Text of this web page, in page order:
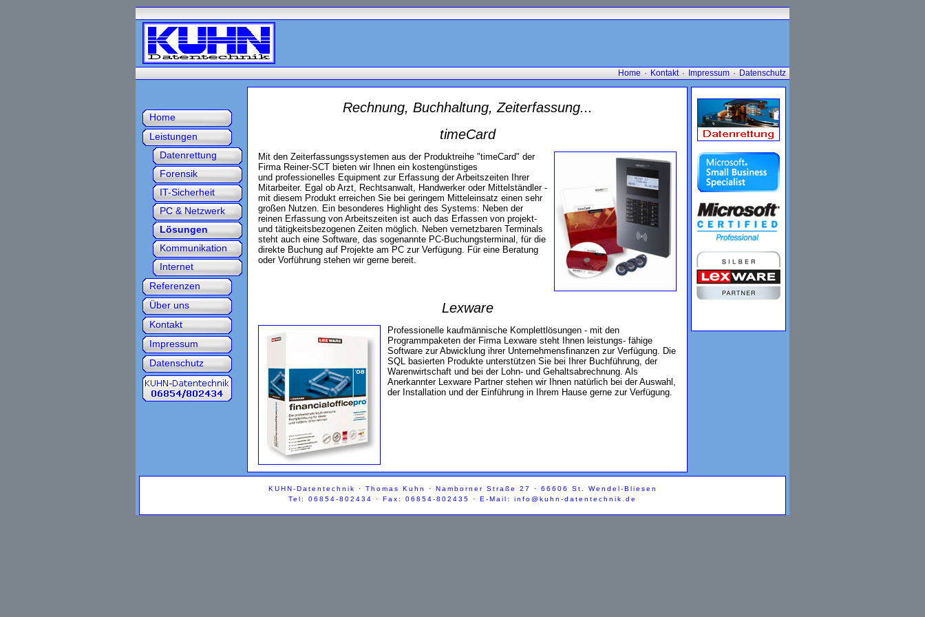
Home · Kontakt · Impressum · Datenschutz
Home
Leistungen
Datenrettung
Forensik
IT-Sicherheit
PC & Netzwerk
Lösungen
Kommunikation
Internet
Referenzen
Über uns
Kontakt
Impressum
Datenschutz
Rechnung, Buchhaltung, Zeiterfassung...
timeCard
Mit den Zeiterfassungssystemen aus der Produktreihe "timeCard" der
Firma Reiner-SCT bieten wir Ihnen ein kostengünstiges
und professionelles Equipment zur Erfassung der Arbeitszeiten Ihrer
Mitarbeiter. Egal ob Arzt, Rechtsanwalt, Handwerker oder Mittelständler -
mit diesem Produkt erreichen Sie bei geringem Mitteleinsatz einen sehr
großen Nutzen. Ein besonderes Highlight des Systems: Neben der
reinen Erfassung von Arbeitszeiten ist auch das Erfassen von projekt-
und tätigkeitsbezogenen Zeiten möglich. Neben vernetzbaren Terminals
steht auch eine Software, das sogenannte PC-Buchungsterminal, für die
direkte Buchung auf Projekte am PC zur Verfügung. Für eine Beratung
oder Vorführung stehen wir gerne bereit.
Lexware
Professionelle kaufmännische Komplettlösungen - mit den
Programmpaketen der Firma Lexware steht Ihnen leistungs- fähige
Software zur Abwicklung ihrer Unternehmensfinanzen zur Verfügung. Die
SQL basierten Produkte unterstützen Sie bei Ihrer Buchführung, der
Warenwirtschaft und bei der Lohn- und Gehaltsabrechnung. Als
Anerkannter Lexware Partner stehen wir Ihnen natürlich bei der Auswahl,
der Installation und der Einführung in Ihrem Hause gerne zur Verfügung.
KUHN-Datentechnik · Thomas Kuhn · Namborner Straße 27 · 66606 St. Wendel-Bliesen
Tel: 06854-802434 · Fax: 06854-802435 · E-Mail: info@kuhn-datentechnik.de